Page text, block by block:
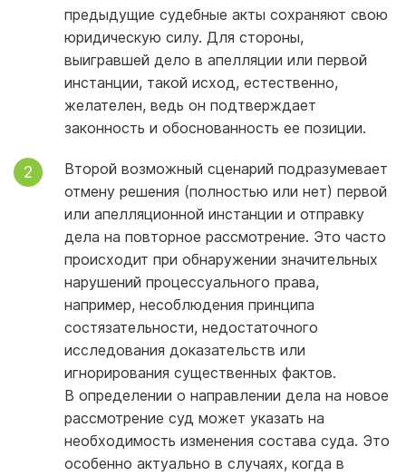
предыдущие судебные акты сохраняют свою
юридическую силу. Для стороны,
выигравшей дело в апелляции или первой
инстанции, такой исход, естественно,
желателен, ведь он подтверждает
законность и обоснованность ее позиции.
Второй возможный сценарий подразумевает
отмену решения (полностью или нет) первой
или апелляционной инстанции и отправку
дела на повторное рассмотрение. Это часто
происходит при обнаружении значительных
нарушений процессуального права,
например, несоблюдения принципа
состязательности, недостаточного
исследования доказательств или
игнорирования существенных фактов.
В определении о направлении дела на новое
рассмотрение суд может указать на
необходимость изменения состава суда. Это
особенно актуально в случаях, когда в